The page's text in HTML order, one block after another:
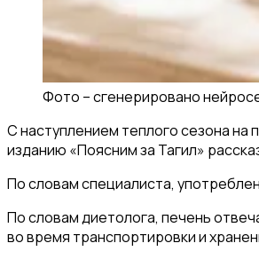
Фото –сгенерировано
С наступлением теплого сезона на
изданию «Поясним за Тагил»
По словам специалиста,
По словам диетолога, печень
во время транспортировки и